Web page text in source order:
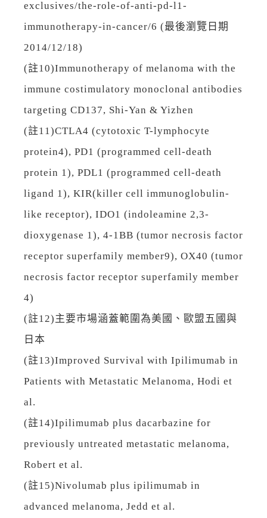
exclusives/the-role-of-anti-pd-l1-
immunotherapy-in-cancer/6 (最後瀏覽日期
2014/12/18)
(註10)Immunotherapy of melanoma with the
immune costimulatory monoclonal antibodies
targeting CD137, Shi-Yan & Yizhen
(註11)CTLA4 (cytotoxic T-lymphocyte
protein4), PD1 (programmed cell-death
protein 1), PDL1 (programmed cell-death
ligand 1), KIR(killer cell immunoglobulin-
like receptor), IDO1 (indoleamine 2,3-
dioxygenase 1), 4-1BB (tumor necrosis factor
receptor superfamily member9), OX40 (tumor
necrosis factor receptor superfamily member
4)
(註12)主要市場涵蓋範圍為美國、歐盟五國與
日本
(註13)Improved Survival with Ipilimumab in
Patients with Metastatic Melanoma, Hodi et
al.
(註14)Ipilimumab plus dacarbazine for
previously untreated metastatic melanoma,
Robert et al.
(註15)Nivolumab plus ipilimumab in
advanced melanoma, Jedd et al.